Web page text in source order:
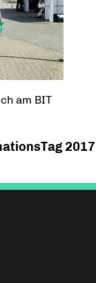
am BIT
2017